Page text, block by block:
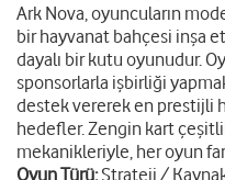
Ark Nova, oyuncuların
bir hayvanat bahçesi inşa
dayalı bir kutu oyunudur.
sponsorlarla işbirliği
destek vererek en prestijli
hedefler. Zengin kart
mekanikleriyle, her oyun
Oyun Türü:Strateji /